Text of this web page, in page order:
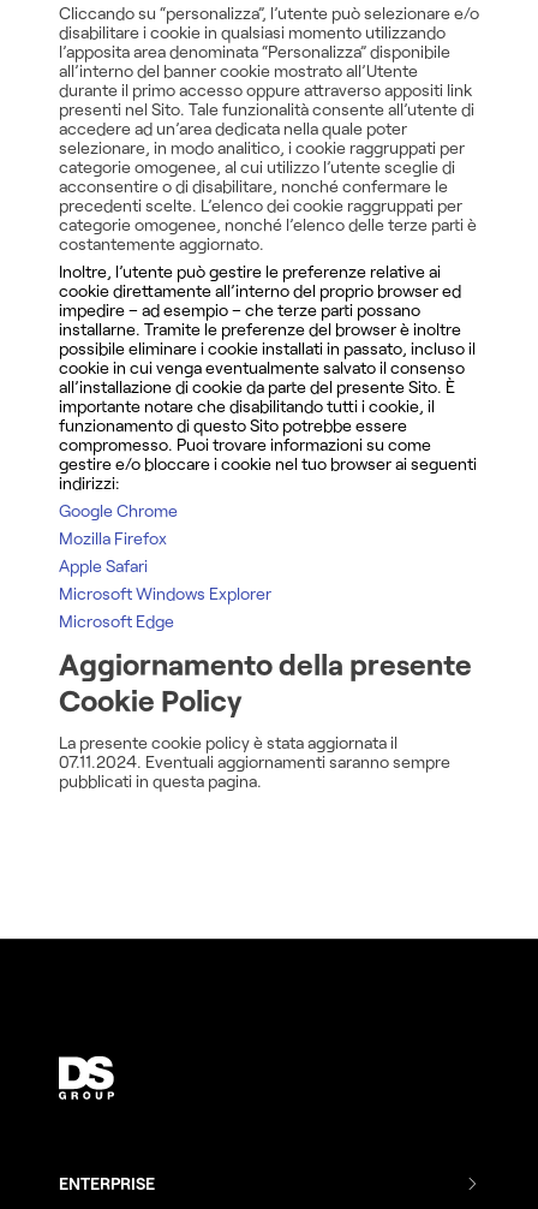
Cliccando su “personalizza”, l’utente può selezionare e/o
disabilitare i cookie in qualsiasi momento utilizzando
l’apposita area denominata “Personalizza” disponibile
all’interno del banner cookie mostrato all’Utente
durante il primo accesso oppure attraverso appositi link
presenti nel Sito. Tale funzionalità consente all’utente di
accedere ad un’area dedicata nella quale poter
selezionare, in modo analitico, i cookie raggruppati per
categorie omogenee, al cui utilizzo l’utente sceglie di
acconsentire o di disabilitare, nonché confermare le
precedenti scelte. L’elenco dei cookie raggruppati per
categorie omogenee, nonché l’elenco delle terze parti è
costantemente aggiornato.
Inoltre, l’utente può gestire le preferenze relative ai
cookie direttamente all’interno del proprio browser ed
impedire – ad esempio – che terze parti possano
installarne. Tramite le preferenze del browser è inoltre
possibile eliminare i cookie installati in passato, incluso il
cookie in cui venga eventualmente salvato il consenso
all’installazione di cookie da parte del presente Sito. È
importante notare che disabilitando tutti i cookie, il
funzionamento di questo Sito potrebbe essere
compromesso. Puoi trovare informazioni su come
gestire e/o bloccare i cookie nel tuo browser ai seguenti
indirizzi:
Google Chrome
Mozilla Firefox
Apple Safari
Microsoft Windows Explorer
Microsoft Edge
Aggiornamento della presente
Cookie Policy
La presente cookie policy è stata aggiornata il
07.11.2024. Eventuali aggiornamenti saranno sempre
pubblicati in questa pagina.
ENTERPRISE